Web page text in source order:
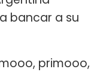
bancar a su
primooo,